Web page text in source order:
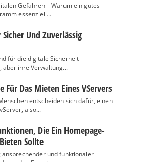
Gefahren – Warum ein gutes
essenziell...
Und Zuverlässig
für die digitale Sicherheit
aber ihre Verwaltung...
Für Das Mieten Eines VServers
entscheiden sich dafür, einen
also...
Die Ein Homepage-
Sollte
ansprechender und funktionaler